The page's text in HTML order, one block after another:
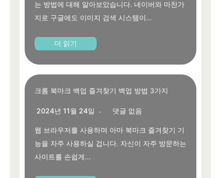
는 방법에 대해 알아보았습니다. 네이버와 마찬가
지로 구글에도 이미지 검색 시스템이...
더 읽기
크롬 북마크 백업 즐겨찾기 백업 방법 3가지
2024년 11월 24일 댓글 없음
웹 브라우저를 사용하며 아마 북마크 즐겨찾기 기
능을 자주 사용하실 겁니다. 자신이 자주 방문하는
사이트를 손쉽게...